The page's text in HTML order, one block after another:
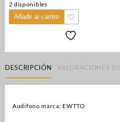
2 disponibles
Añadir al carrito
DESCRIPCIÓN VALORACIONES (0)
Audifono marca: EWTTO